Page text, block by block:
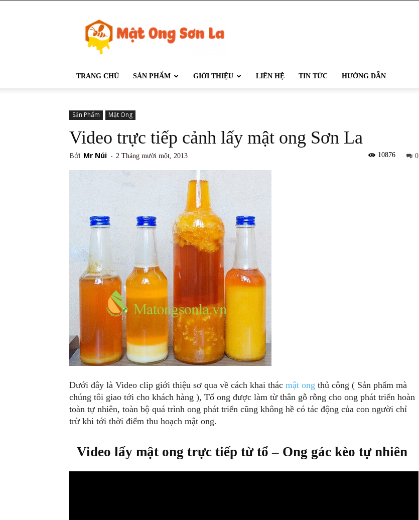
Ong
Sơn
TRANG CHỦ SẢN PHẨM GIỚI THIỆU LIÊN HỆ TIN TỨC HƯỚNG DẪN
Sản Phẩm Mật Ong
Video trực tiếp cảnh lấy mật ong Sơn La
Bởi Mr Núi - 2 Tháng mười một, 2013 0
10876
Dưới đây là Video clip giới thiệu sơ qua về cách khai thác mật ong thủ công ( Sản phẩm mà
chúng tôi giao tới cho khách hàng ), Tổ ong được làm từ thân gỗ rỗng cho ong phát triển hoàn
toàn tự nhiên, toàn bộ quá trình ong phát triển cũng không hề có tác động của con người chỉ
trừ khi tới thời điểm thu hoạch mật ong.
Video lấy mật ong trực tiếp từ tổ – Ong gác kèo tự nhiên